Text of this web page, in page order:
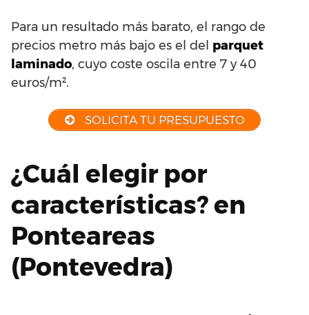
Para un resultado más barato, el rango de
precios metro más bajo es el del parquet
laminado, cuyo coste oscila entre 7 y 40
euros/m².
SOLICITA TU PRESUPUESTO
¿Cuál elegir por
características? en
Ponteareas
(Pontevedra)